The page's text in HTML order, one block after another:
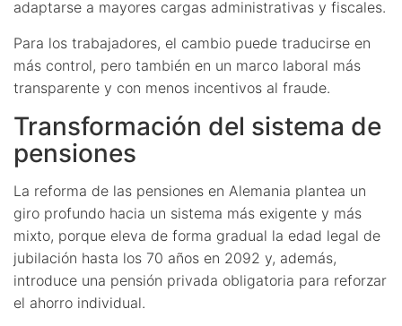
adaptarse a mayores cargas administrativas y fiscales.
Para los trabajadores, el cambio puede traducirse en
más control, pero también en un marco laboral más
transparente y con menos incentivos al fraude.
Transformación del sistema de
pensiones
La reforma de las pensiones en Alemania plantea un
giro profundo hacia un sistema más exigente y más
mixto, porque eleva de forma gradual la edad legal de
jubilación hasta los 70 años en 2092 y, además,
introduce una pensión privada obligatoria para reforzar
el ahorro individual.